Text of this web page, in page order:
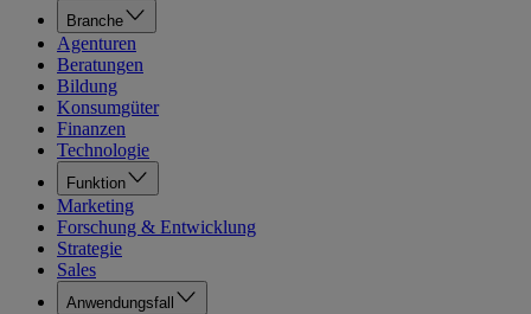
Branche
Agenturen
Beratungen
Bildung
Konsumgüter
Finanzen
Technologie
Funktion
Marketing
Forschung & Entwicklung
Strategie
Sales
Anwendungsfall